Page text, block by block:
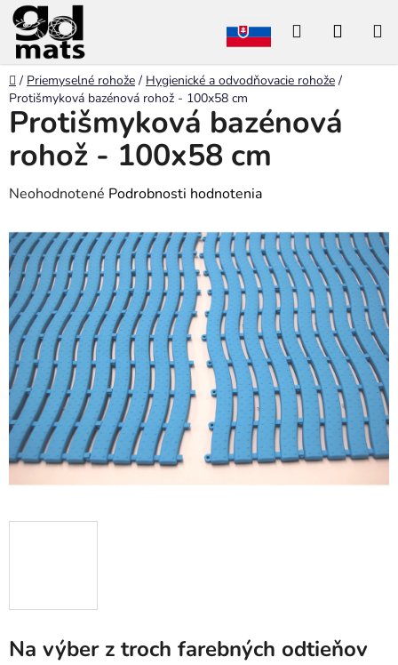
Prejsť
na
obsah
Hľadať
Domov
/ Priemyselné rohože / Hygienické a odvodňovacie rohože /
Protišmyková bazénová rohož - 100x58 cm
Na výber z troch farebných odtieňov
Protišmyková bazénová
rohož - 100x58 cm
Priemerné
produktu
je
0,0
z
5
hviezdičiek.
Neohodnotené Podrobnosti hodnotenia